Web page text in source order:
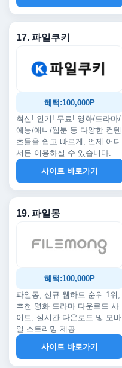
17. 파일쿠키
혜택:100,000P
최신! 인기! 무료! 영화/드라마/
예능/애니/웹툰 등 다양한 컨텐
츠들을 쉽고 빠르게, 언제 어디
서든 이용하실 수 있습니다.
사이트 바로가기
19. 파일몽
혜택:100,000P
파일몽, 신규 웹하드 순위 1위,
추천 영화 드라마 다운로드 사
이트, 실시간 다운로드 및 모바
일 스트리밍 제공
사이트 바로가기